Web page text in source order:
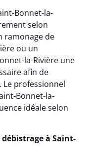
Bonnet-la-
selon
ramonage de
ou un
la-Rivière une
afin de
professionnel
Bonnet-la-
idéale selon
à Saint-